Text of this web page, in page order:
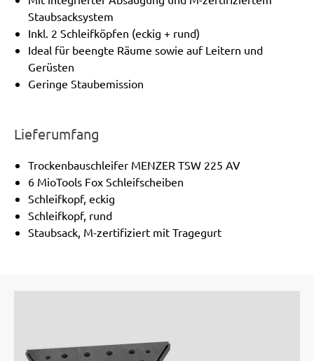
Staubsacksystem
Inkl. 2 Schleifköpfen (eckig + rund)
Ideal für beengte Räume sowie auf Leitern und
Gerüsten
Geringe Staubemission
Lieferumfang
Trockenbauschleifer MENZER TSW 225 AV
6 MioTools Fox Schleifscheiben
Schleifkopf, eckig
Schleifkopf, rund
Staubsack, M-zertifiziert mit Tragegurt